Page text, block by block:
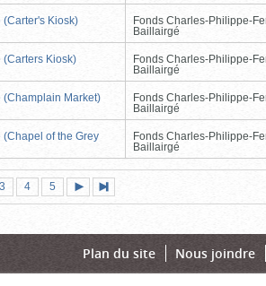
(Carter's Kiosk)
Fonds Charles-Philippe-
Baillairgé
(Carters Kiosk)
Fonds Charles-Philippe-
Baillairgé
(Champlain Market)
Fonds Charles-Philippe-
Baillairgé
of the Grey
Fonds Charles-Philippe-
Baillairgé
Page
3 Page
4 Page
5
suivante
page
Plan du site Nous joindre